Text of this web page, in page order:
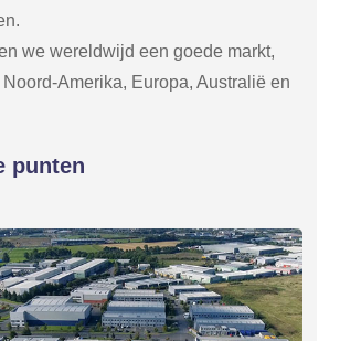
we wereldwijd een goede markt,
Amerika, Europa, Australië en
punten